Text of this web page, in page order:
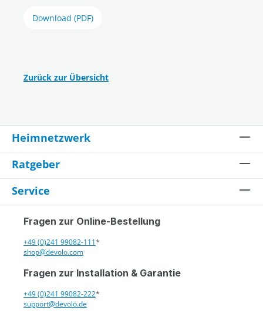
Download (PDF)
Zurück zur Übersicht
Heimnetzwerk
Ratgeber
Service
Fragen zur Online-Bestellung
+49 (0)241 99082-111*
shop@devolo.com
Fragen zur Installation & Garantie
+49 (0)241 99082-222*
support@devolo.de